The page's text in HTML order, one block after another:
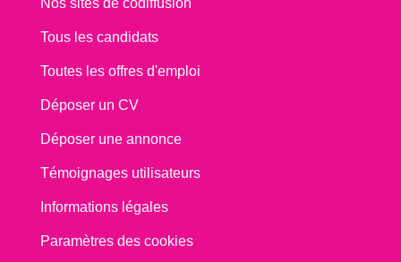
Nos sites de codiffusion
Tous les candidats
Toutes les offres d'emploi
Déposer un CV
Déposer une annonce
Témoignages utilisateurs
Informations légales
Paramètres des cookies